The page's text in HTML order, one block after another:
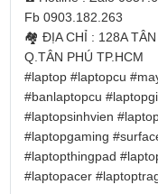
Fb 0903.182.263
🏘 ĐỊA CHỈ : 128A
Q.TÂN PHÚ TP.HCM
#laptop #laptopcu
#banlaptopcu
#laptopsinhvien
#laptopgaming
#laptopthingpad
#laptopacer